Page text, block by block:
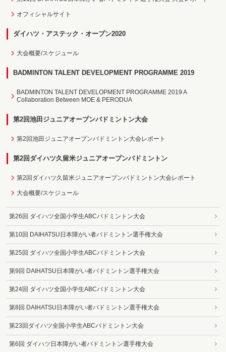
オフィシャルサイト
ダイハツ・アステック・オープン2020
大会概要/スケジュール
BADMINTON TALENT DEVELOPMENT PROGRAMME 2019
BADMINTON TALENT DEVELOPMENT PROGRAMME 2019 A
Collaboration Between MOE & PERODUA
第2回池田ジュニアオープンバドミントン大会
第2回池田ジュニアオープンバドミントン大会レポート
第2回ダイハツ久留米ジュニアオープンバドミントン
第2回ダイハツ久留米ジュニアオープンバドミントン大会レポート
大会概要/スケジュール
第26回 ダイハツ全国小学生ABCバドミントン大会
第10回 DAIHATSU日本障がい者バドミントン選手権大会
第25回 ダイハツ全国小学生ABCバドミントン大会
第9回 DAIHATSU日本障がい者バドミントン選手権大会
第24回 ダイハツ全国小学生ABCバドミントン大会
第8回 DAIHATSU日本障がい者バドミントン選手権大会
第23回ダイハツ全国小学生ABCバドミントン大会
第6回 ダイハツ日本障がい者バドミントン選手権大会